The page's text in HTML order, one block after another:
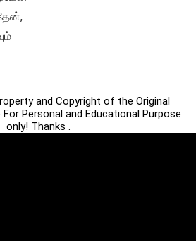
and Copyright of the Original
Personal and Educational Purpose
only! Thanks .